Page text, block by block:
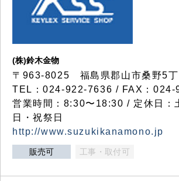
(株)鈴木金物
〒963-8025 福島県郡山市桑野5
TEL：024-922-7636 / FAX：024-
営業時間：8:30〜18:30 / 定休日：
日・祝祭日
http://www.suzukikanamono.jp
販売可 工事・取付可